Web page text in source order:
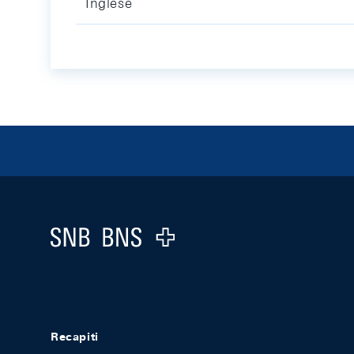
Inglese
Logo
Recapiti